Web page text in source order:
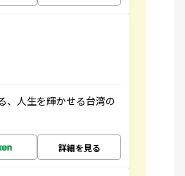
、人生を輝かせる台湾の
詳細を見る